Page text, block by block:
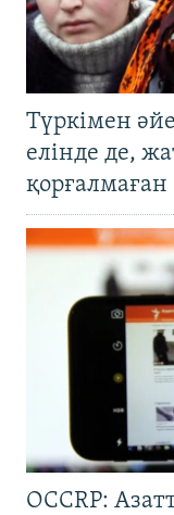
Түркімен
елінде де,
қорғалмаған
OCCRP: